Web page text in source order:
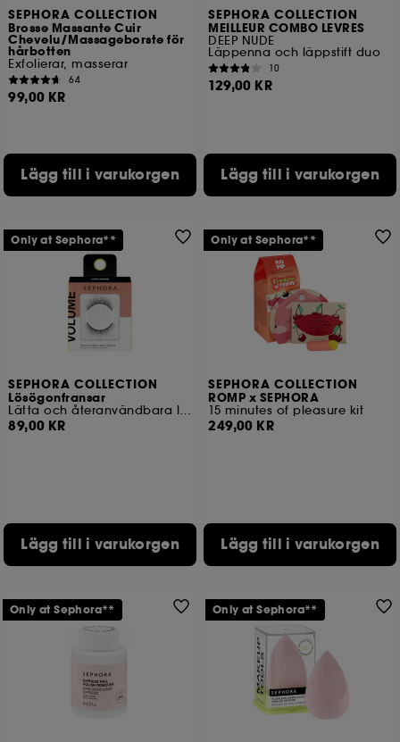
SEPHORA COLLECTION
Brosse Massante Cuir
Chevelu/Massageborste för
hårbotten
Exfolierar, masserar
64
99,00 KR
Lägg till i varukorgen
SEPHORA COLLECTION
MEILLEUR COMBO LEVRES
DEEP NUDE
Läppenna och läppstift duo
10
129,00 KR
Lägg till i varukorgen
SEPHORA COLLECTION
Lösögonfransar
Lätta och återanvändbara lösögonfransar
89,00 KR
Lägg till i varukorgen
Only at Sephora**
SEPHORA COLLECTION
ROMP x SEPHORA
15 minutes of pleasure kit
249,00 KR
Lägg till i varukorgen
Only at Sephora**
Only at Sephora** Only at Sephora**